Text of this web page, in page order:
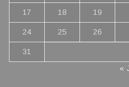
17 18 19
24 25 26
31
«